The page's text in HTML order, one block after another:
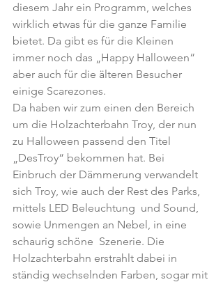
diesem Jahr ein Programm, welches
wirklich etwas für die ganze Familie
bietet. Da gibt es für die Kleinen
immer noch das „Happy Halloween“
aber auch für die älteren Besucher
einige Scarezones.
Da haben wir zum einen den Bereich
um die Holzachterbahn Troy, der nun
zu Halloween passend den Titel
„DesTroy“ bekommen hat. Bei
Einbruch der Dämmerung verwandelt
sich Troy, wie auch der Rest des Parks,
mittels LED Beleuchtung  und Sound,
sowie Unmengen an Nebel, in eine
schaurig schöne  Szenerie. Die
Holzachterbahn erstrahlt dabei in
ständig wechselnden Farben, sogar mit